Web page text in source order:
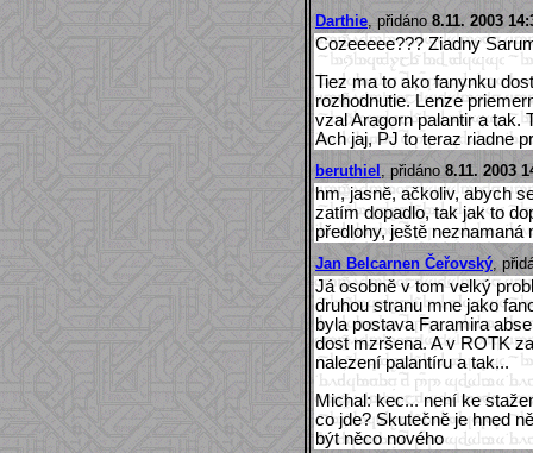
Darthie , přidáno 8.11. 2003
Cozeeeee??? Ziadny
Tiez ma to ako fanynku
rozhodnutie. Lenze
vzal Aragorn palantir a tak.
Ach jaj, PJ to teraz riadne
beruthiel , přidáno 8.11. 2003
hm, jasně, ačkoliv, abych
zatím dopadlo, tak jak to
předlohy, ještě neznamaná
Jan Belcarnen Čeřovský ,
Já osobně v tom velký
druhou stranu mne jako
byla postava Faramira
dost mzršena. A v ROTK
nalezení palantíru a tak...
Michal: kec... není ke
co jde? Skutečně je hned
být něco nového